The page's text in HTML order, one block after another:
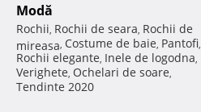
Modă
Rochii, Rochii de seara, Rochii de
mireasa, Costume de baie, Pantofi,
Rochii elegante, Inele de logodna,
Verighete, Ochelari de soare,
Tendinte 2020